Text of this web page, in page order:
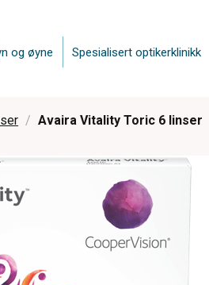
og øyne Spesialisert optikerklinikk
Avaira Vitality Toric 6 linser